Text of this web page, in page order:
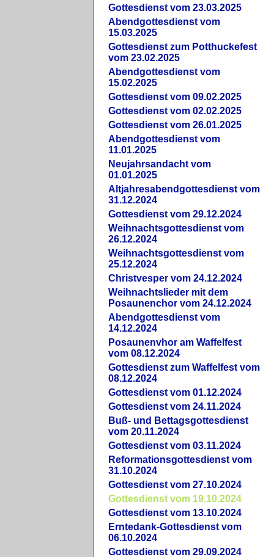
Gottesdienst vom 23.03.2025
Abendgottesdienst vom
15.03.2025
Gottesdienst zum Potthuckefest
vom 23.02.2025
Abendgottesdienst vom
15.02.2025
Gottesdienst vom 09.02.2025
Gottesdienst vom 02.02.2025
Gottesdienst vom 26.01.2025
Abendgottesdienst vom
11.01.2025
Neujahrsandacht vom
01.01.2025
Altjahresabendgottesdienst vom
31.12.2024
Gottesdienst vom 29.12.2024
Weihnachtsgottesdienst vom
26.12.2024
Weihnachtsgottesdienst vom
25.12.2024
Christvesper vom 24.12.2024
Weihnachtslieder mit dem
Posaunenchor vom 24.12.2024
Abendgottesdienst vom
14.12.2024
Posaunenvhor am Waffelfest
vom 08.12.2024
Gottesdienst zum Waffelfest vom
08.12.2024
Gottesdienst vom 01.12.2024
Gottesdienst vom 24.11.2024
Buß- und Bettagsgottesdienst
vom 20.11.2024
Gottesdienst vom 03.11.2024
Reformationsgottesdienst vom
31.10.2024
Gottesdienst vom 27.10.2024
Gottesdienst vom 19.10.2024
Gottesdienst vom 13.10.2024
Erntedank-Gottesdienst vom
06.10.2024
Gottesdienst vom 29.09.2024